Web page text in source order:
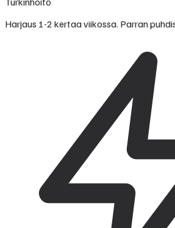
Harjaus 1-2 kertaa viikossa. Parran